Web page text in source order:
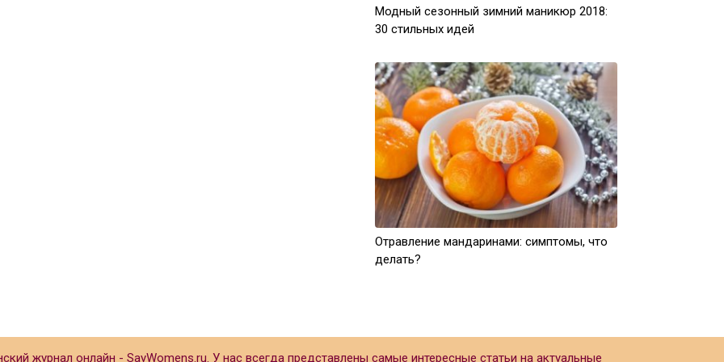
Модный сезонный зимний маникюр 2018:
30 стильных идей
Отравление мандаринами: симптомы, что
делать?
журнал онлайн - SayWomens.ru. У нас всегда представлены самые интересные статьи на актуальные